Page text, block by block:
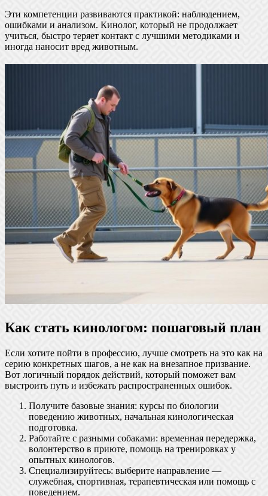
Эти компетенции развиваются практикой: наблюдением,
ошибками и анализом. Кинолог, который не продолжает
учиться, быстро теряет контакт с лучшими методиками и
иногда наносит вред животным.
Как стать кинологом: пошаговый план
Если хотите пойти в профессию, лучше смотреть на это как на
серию конкретных шагов, а не как на внезапное призвание.
Вот логичный порядок действий, который поможет вам
выстроить путь и избежать распространенных ошибок.
Получите базовые знания: курсы по биологии
поведению животных, начальная кинологическая
подготовка.
Работайте с разными собаками: временная передержка,
волонтерство в приюте, помощь на тренировках у
опытных кинологов.
Специализируйтесь: выберите направление —
служебная, спортивная, терапевтическая или помощь с
поведением.